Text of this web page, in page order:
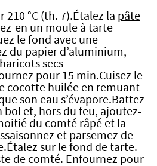
210 °C (th. 7).Étalez la pâte
en un moule à tarte
le fond avec une
du papier d’aluminium,
secs
pour 15 min.Cuisez le
cocotte huilée en remuant
son eau s’évapore.Battez
bol et, hors du feu, ajoutez-
du comté râpé et la
et parsemez de
sur le fond de tarte.
de comté. Enfournez pour